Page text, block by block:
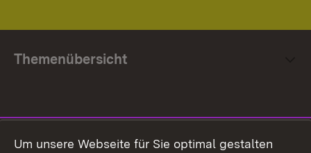
Themenübersicht
Um unsere Webseite für Sie optimal gestalten